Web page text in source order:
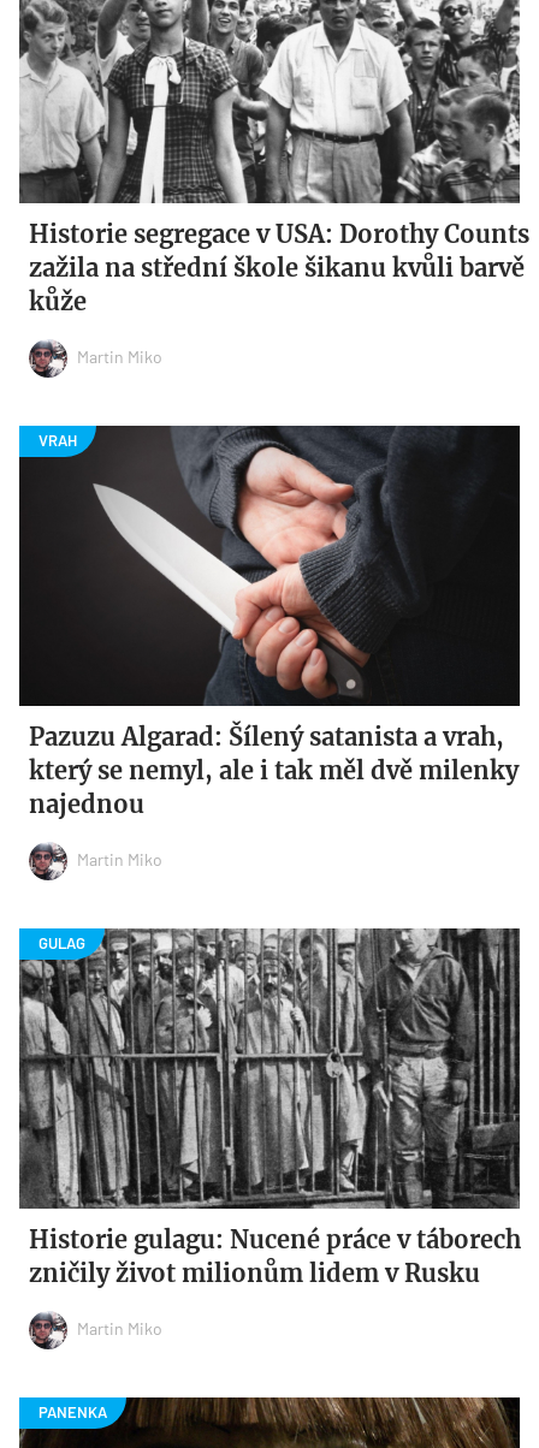
Historie segregace v USA: Dorothy Counts
zažila na střední škole šikanu kvůli barvě
kůže
Martin Miko
Pazuzu Algarad: Šílený satanista a vrah,
který se nemyl, ale i tak měl dvě milenky
najednou
Martin Miko
Historie gulagu: Nucené práce v táborech
zničily život milionům lidem v Rusku
Martin Miko